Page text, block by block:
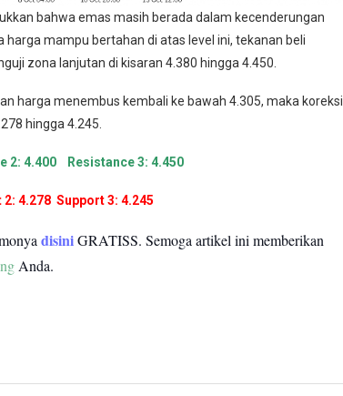
bahwa emas masih berada dalam kecenderungan
mampu bertahan di atas level ini, tekanan beli
zona lanjutan di kisaran 4.380 hingga 4.450.
harga menembus kembali ke bawah 4.305, maka koreksi
hingga 4.245.
2: 4.400 Resistance 3: 4.450
4.278 Support 3: 4.245
disiniGRATISS. Semoga artikel ini memberikan
Anda.